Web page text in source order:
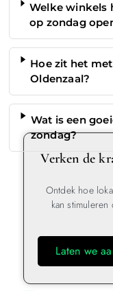
Welke winkels
op zondag
Hoe zit het
Oldenzaal?
Wat is een
zondag?
Verken de
Ontdek hoe
kan
Laten we